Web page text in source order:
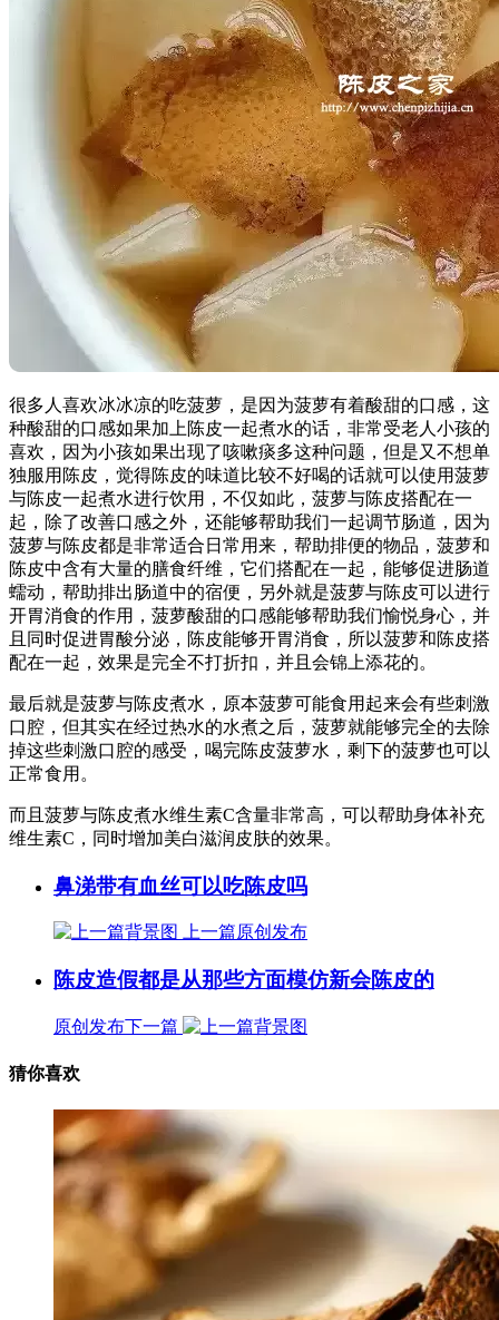
很多人喜欢冰冰凉的吃菠萝，是因为菠萝有着酸甜的口感，这
种酸甜的口感如果加上陈皮一起煮水的话，非常受老人小孩的
喜欢，因为小孩如果出现了咳嗽痰多这种问题，但是又不想单
独服用陈皮，觉得陈皮的味道比较不好喝的话就可以使用菠萝
与陈皮一起煮水进行饮用，不仅如此，菠萝与陈皮搭配在一
起，除了改善口感之外，还能够帮助我们一起调节肠道，因为
菠萝与陈皮都是非常适合日常用来，帮助排便的物品，菠萝和
陈皮中含有大量的膳食纤维，它们搭配在一起，能够促进肠道
蠕动，帮助排出肠道中的宿便，另外就是菠萝与陈皮可以进行
开胃消食的作用，菠萝酸甜的口感能够帮助我们愉悦身心，并
且同时促进胃酸分泌，陈皮能够开胃消食，所以菠萝和陈皮搭
配在一起，效果是完全不打折扣，并且会锦上添花的。
最后就是菠萝与陈皮煮水，原本菠萝可能食用起来会有些刺激
口腔，但其实在经过热水的水煮之后，菠萝就能够完全的去除
掉这些刺激口腔的感受，喝完陈皮菠萝水，剩下的菠萝也可以
正常食用。
而且菠萝与陈皮煮水维生素C含量非常高，可以帮助身体补充
维生素C，同时增加美白滋润皮肤的效果。
鼻涕带有血丝可以吃陈皮吗
上一篇原创发布
陈皮造假都是从那些方面模仿新会陈皮的
原创发布下一篇
猜你喜欢